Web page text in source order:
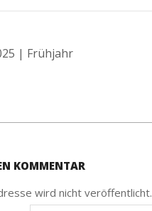
| Frühjahr
KOMMENTAR
wird nicht veröffentlicht.